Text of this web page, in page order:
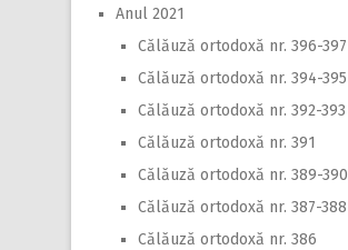
Anul 2021
Călăuză ortodoxă nr. 396-397
Călăuză ortodoxă nr. 394-395
Călăuză ortodoxă nr. 392-393
Călăuză ortodoxă nr. 391
Călăuză ortodoxă nr. 389-390
Călăuză ortodoxă nr. 387-388
Călăuză ortodoxă nr. 386